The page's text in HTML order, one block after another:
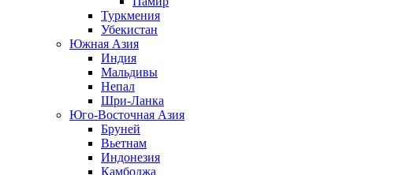
Туркмения
Убекистан
Южная Азия
Индия
Мальдивы
Непал
Шри-Ланка
Юго-Восточная Азия
Бруней
Вьетнам
Индонезия
Камбоджа